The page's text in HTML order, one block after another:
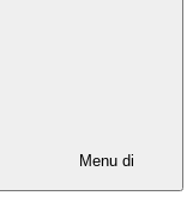
Menu di